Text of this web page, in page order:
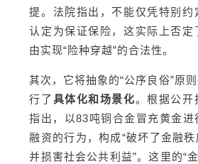
提。法院指出，不能仅凭特别约
认定为保证保险，这实际上否定
由实现“险种穿越”的合法性。
其次，它将抽象的“公序良俗”原
行了 具体化和场景化。根据公开
指出，以83吨铜合金冒充黄金
融资的行为，构成“破坏了金融
并损害社会公共利益”。这里的“